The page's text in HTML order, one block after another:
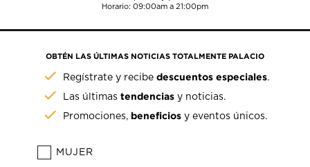
Horario: 09:00am a 21:00pm
OBTÉN LAS ÚLTIMAS NOTICIAS TOTALMENTE PALACIO
Regístrate y recibedescuentos especiales.
Las últimastendencias y noticias.
Promociones, beneficios y eventos únicos.
MUJER